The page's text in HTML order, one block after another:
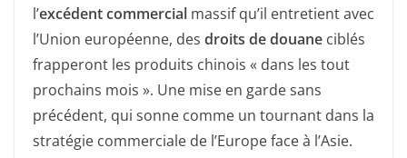
l’excédent commercial massif qu’il entretient avec
l’Union européenne, des droits de douane ciblés
frapperont les produits chinois « dans les tout
prochains mois ». Une mise en garde sans
précédent, qui sonne comme un tournant dans la
stratégie commerciale de l’Europe face à l’Asie.